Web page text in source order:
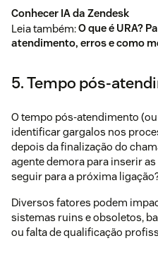
Conhecer IA da Zendesk
Leia também:O que é URA?
atendimento, erros e como
5. Tempo pós-
O tempo pós-atendimento
identificar gargalos nos
depois da finalização do
agente demora para inserir
seguir para a próxima
Diversos fatores podem
sistemas ruins e obsoletos,
ou falta de qualificação